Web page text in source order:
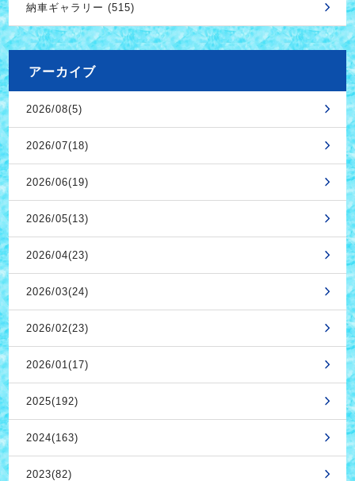
納車ギャラリー (515)
アーカイブ
2026/08(5)
2026/07(18)
2026/06(19)
2026/05(13)
2026/04(23)
2026/03(24)
2026/02(23)
2026/01(17)
2025(192)
2024(163)
2023(82)